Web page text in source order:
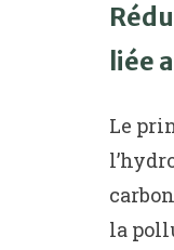
liée
Le
la